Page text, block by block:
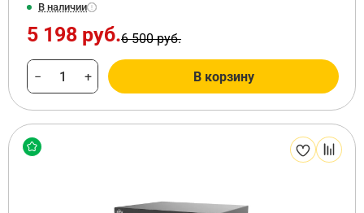
В наличии
5 198 руб.6 500 руб.
− + В корзину